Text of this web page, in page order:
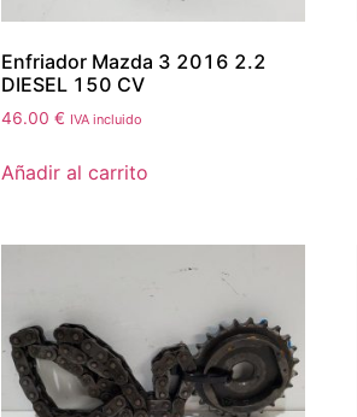
Enfriador Mazda 3 2016 2.2
DIESEL 150 CV
46.00€ IVA incluido
Añadir al carrito